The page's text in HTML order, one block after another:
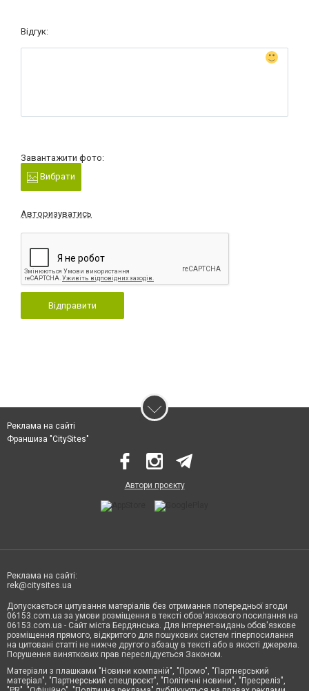
Відгук:
Завантажити фото:
Вибрати
Авторизуватись
Відправити
Реклама на сайті
Франшиза "CitySites"
Автори проєкту
Реклама на сайті:
rek@citysites.ua
Допускається цитування матеріалів без отримання попередньої згоди
06153.com.ua за умови розміщення в тексті обов'язкового посилання на
06153.com.ua - Сайт міста Бердянська. Для інтернет-видань обов'язкове
розміщення прямого, відкритого для пошукових систем гіперпосилання
на цитовані статті не нижче другого абзацу в тексті або в якості джерела.
Порушення виняткових прав переслідується Законом.
Матеріали з плашками "Новини компаній", "Промо", "Партнерський
матеріал", "Партнерський спецпроєкт", "Політичні новини", "Пресреліз",